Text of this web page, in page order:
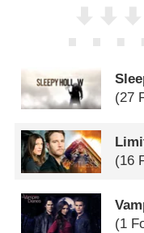
(27
(16
(1